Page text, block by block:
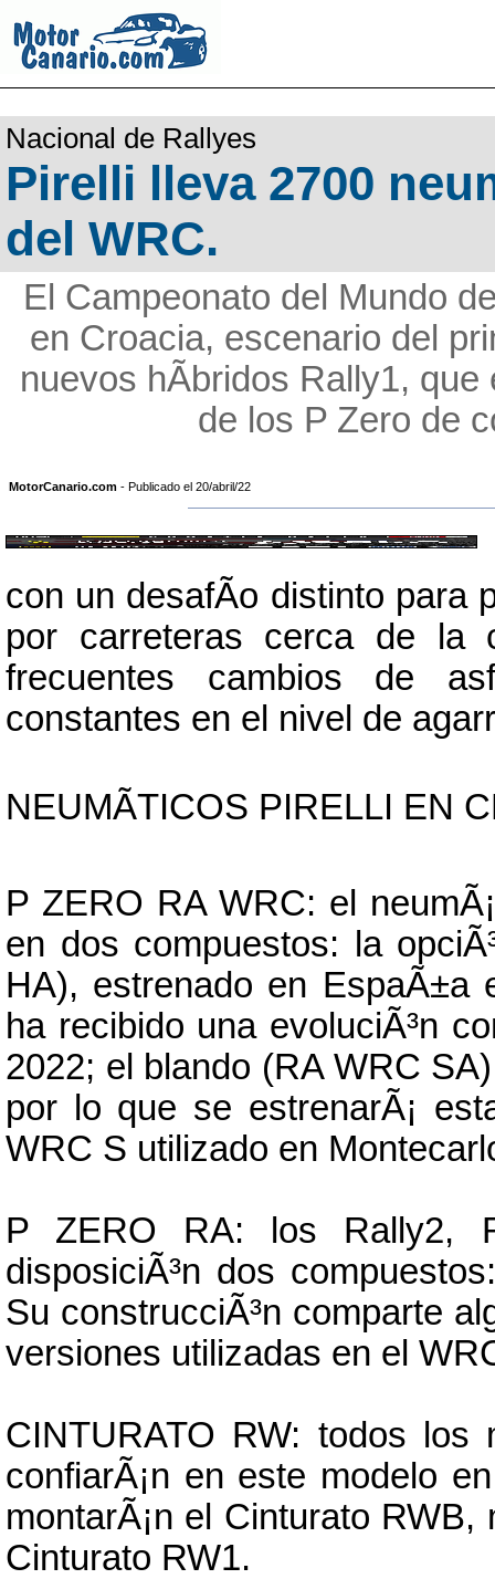
Nacional de Rallyes
Pirelli lleva 2700
del WRC.
El Campeonato del Mundo
en Croacia, escenario del
nuevos hÃ­bridos Rally1, que
de los P Zero de
MotorCanario.com - Publicado el 20/abril/22
con un desafÃ­o distinto para
por carreteras cerca de la
frecuentes cambios de
constantes en el nivel de
NEUMÃTICOS PIRELLI EN
P ZERO RA WRC: el
en dos compuestos: la
HA), estrenado en EspaÃ±a
ha recibido una evoluciÃ³n
2022; el blando (RA WRC
por lo que se estrenarÃ¡
WRC S utilizado en
P ZERO RA: los Rally2,
disposiciÃ³n dos
Su construcciÃ³n comparte
versiones utilizadas en el
CINTURATO RW: todos los
confiarÃ¡n en este modelo
montarÃ¡n el Cinturato
Cinturato RW1.